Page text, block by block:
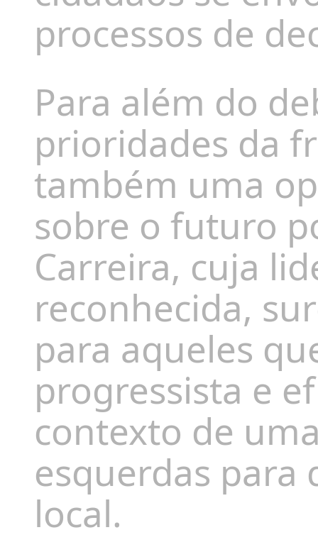
processos de
Para além do
prioridades da
também uma
sobre o futuro
Carreira, cuja
reconhecida,
para aqueles
progressista e
contexto de
esquerdas
local.